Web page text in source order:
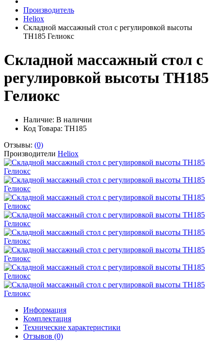
Производитель
Heliox
Складной массажный стол с регулировкой высоты
ТН185 Гелиокс
Складной массажный стол с
регулировкой высоты ТН185
Гелиокс
Наличие: В наличии
Код Товара: ТН185
Отзывы: (0)
Производители Heliox
Информация
Комплектация
Технические характеристики
Отзывов (0)